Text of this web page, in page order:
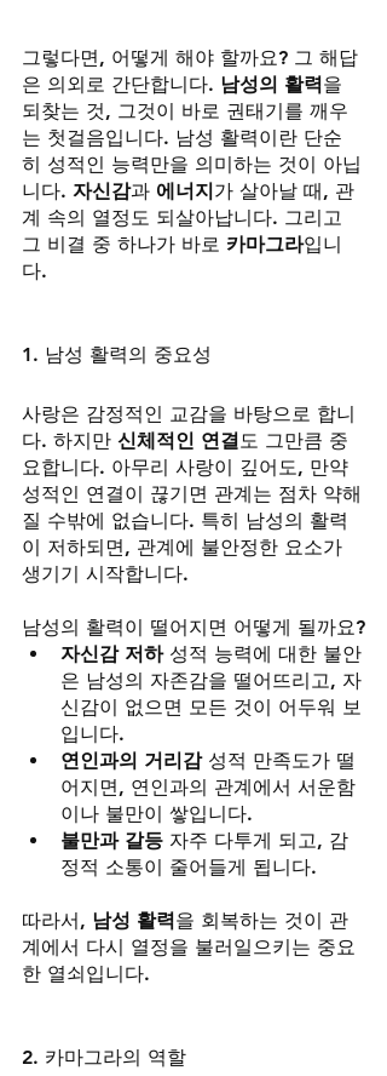
그렇다면, 어떻게 해야 할까요? 그 해답
은 의외로 간단합니다. 남성의 활력을
되찾는 것, 그것이 바로 권태기를 깨우
는 첫걸음입니다. 남성 활력이란 단순
히 성적인 능력만을 의미하는 것이 아닙
니다. 자신감과 에너지가 살아날 때, 관
계 속의 열정도 되살아납니다. 그리고
그 비결 중 하나가 바로 카마그라입니
다.
1. 남성 활력의 중요성
사랑은 감정적인 교감을 바탕으로 합니
다. 하지만 신체적인 연결도 그만큼 중
요합니다. 아무리 사랑이 깊어도, 만약
성적인 연결이 끊기면 관계는 점차 약해
질 수밖에 없습니다. 특히 남성의 활력
이 저하되면, 관계에 불안정한 요소가
생기기 시작합니다.
남성의 활력이 떨어지면 어떻게 될까요?
자신감 저하 성적 능력에 대한 불안
은 남성의 자존감을 떨어뜨리고, 자
신감이 없으면 모든 것이 어두워 보
입니다.
연인과의 거리감 성적 만족도가 떨
어지면, 연인과의 관계에서 서운함
이나 불만이 쌓입니다.
불만과 갈등 자주 다투게 되고, 감
정적 소통이 줄어들게 됩니다.
따라서, 남성 활력을 회복하는 것이 관
계에서 다시 열정을 불러일으키는 중요
한 열쇠입니다.
2. 카마그라의 역할